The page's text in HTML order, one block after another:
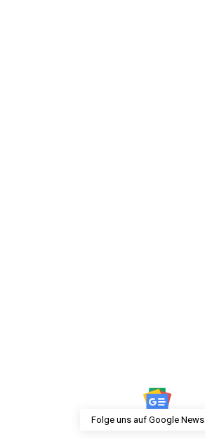
Folge uns auf Google News